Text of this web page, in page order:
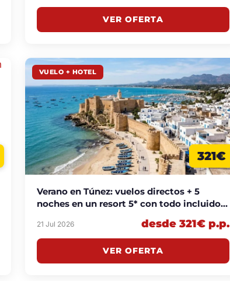
VER OFERTA
VUELO + HOTEL
321€
Verano en Túnez: vuelos directos + 5
noches en un resort 5* con todo incluido
21 Jul 2026 desde 321€ p.p.
VER OFERTA